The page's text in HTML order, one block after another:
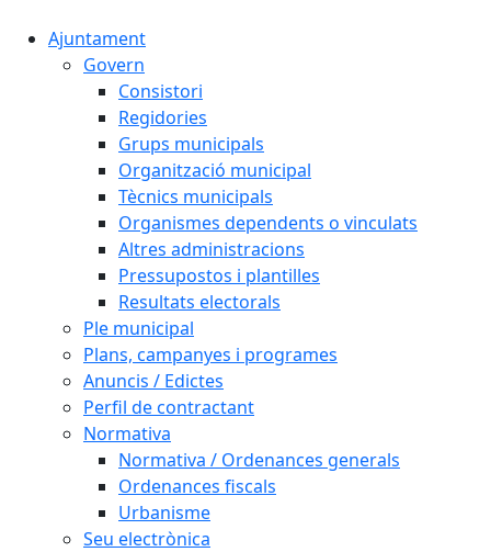
Ajuntament
Govern
Consistori
Regidories
Grups municipals
Organització municipal
Tècnics municipals
Organismes dependents o vinculats
Altres administracions
Pressupostos i plantilles
Resultats electorals
Ple municipal
Plans, campanyes i programes
Anuncis / Edictes
Perfil de contractant
Normativa
Normativa / Ordenances generals
Ordenances fiscals
Urbanisme
Seu electrònica